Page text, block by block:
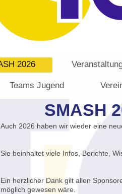
2026
Teams Jugend
SMASH
Auch 2026 haben wir wieder eine
Sie beinhaltet viele Infos, Berichte,
Ein herzlicher Dank gilt allen
möglich gewesen wäre.